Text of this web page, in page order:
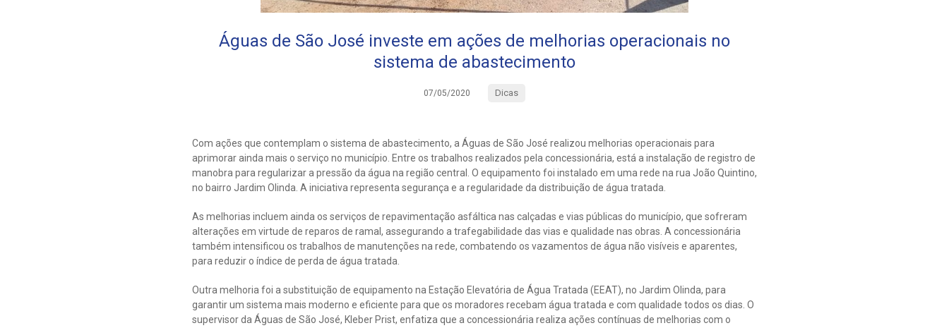
Águas de São José investe em ações de melhorias operacionais no
sistema de abastecimento
07/05/2020 Dicas
Com ações que contemplam o sistema de abastecimento, a Águas de São José realizou melhorias operacionais para
aprimorar ainda mais o serviço no município. Entre os trabalhos realizados pela concessionária, está a instalação de registro de
manobra para regularizar a pressão da água na região central. O equipamento foi instalado em uma rede na rua João Quintino,
no bairro Jardim Olinda. A iniciativa representa segurança e a regularidade da distribuição de água tratada.
As melhorias incluem ainda os serviços de repavimentação asfáltica nas calçadas e vias públicas do município, que sofreram
alterações em virtude de reparos de ramal, assegurando a trafegabilidade das vias e qualidade nas obras. A concessionária
também intensificou os trabalhos de manutenções na rede, combatendo os vazamentos de água não visíveis e aparentes,
para reduzir o índice de perda de água tratada.
Outra melhoria foi a substituição de equipamento na Estação Elevatória de Água Tratada (EEAT), no Jardim Olinda, para
garantir um sistema mais moderno e eficiente para que os moradores recebam água tratada e com qualidade todos os dias. O
supervisor da Águas de São José, Kleber Prist, enfatiza que a concessionária realiza ações contínuas de melhorias com o